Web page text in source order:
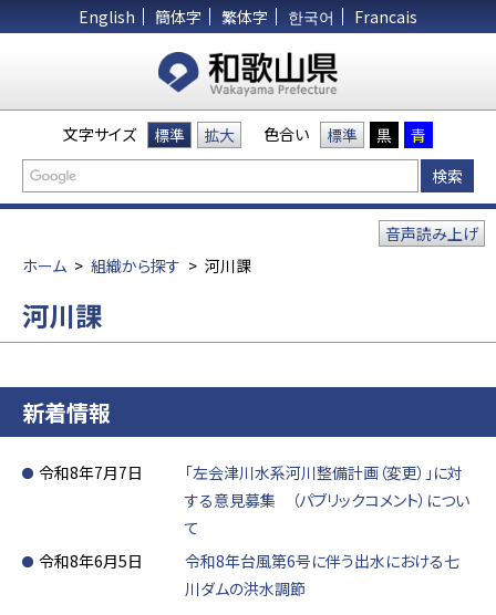
English 簡体字 繁体字 한국어 Francais
文字サイズ 標準 拡大 色合い 標準 黒 青
ホーム > 組織から探す > 河川課
音声読み上げ
河川課
新着情報
令和8年7月7日
「左会津川水系河川整備計画（変更）」に対
する意見募集 （パブリックコメント）につい
て
令和8年6月5日
令和8年台風第6号に伴う出水における七
川ダムの洪水調節